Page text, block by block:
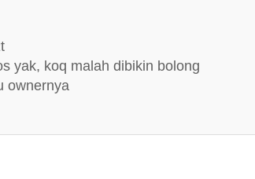
yak, koq malah dibikin bolong
ownernya